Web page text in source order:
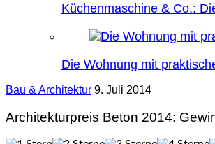
Küchenmaschine & Co.:
Die Wohnung mit
Bau & Architektur 9. Juli 2014
Architekturpreis Beton 2014: